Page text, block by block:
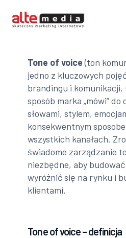
Media
Tone of voice(ton
jedno z kluczowych
brandingu i komunikacji.
sposób marka „mówi” do
słowami, stylem,
konsekwentnym
wszystkich kanałach.
świadome zarządzanie
niezbędne, aby
wyróżnić się na rynku i
klientami.
Tone of voice – definicja